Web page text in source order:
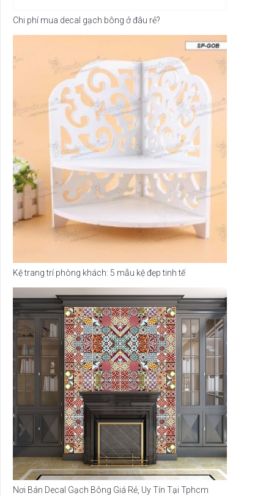
Chi phí mua decal gạch bông ở đâu rẻ?
Kệ trang trí phòng khách: 5 mẫu kệ đẹp tinh tế
Nơi Bán Decal Gạch Bông Giá Rẻ, Uy Tín Tại Tphcm